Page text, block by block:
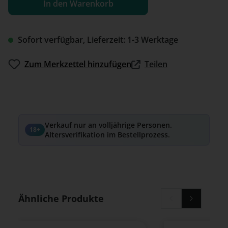
Sofort verfügbar, Lieferzeit: 1-3 Werktage
In den Warenkorb
Zum Merkzettel hinzufügen Teilen
18+ Verkauf nur an volljährige Personen.
Altersverifikation im Bestellprozess.
Produktgalerie überspringen
Ähnliche Produkte